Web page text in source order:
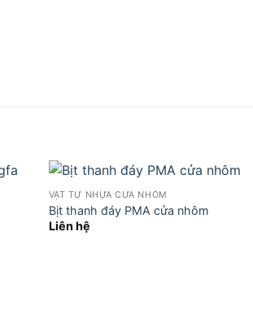
VẬT TƯ NHỰA CỬA NHÔM
Bịt thanh đáy PMA cửa nhôm
Liên hệ